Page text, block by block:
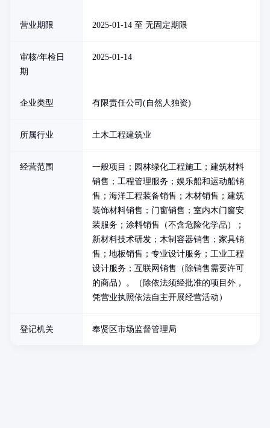
营业期限 2025-01-14 至 无固定期限
审核/年检日
期
2025-01-14
企业类型 有限责任公司(自然人独资)
所属行业 土木工程建筑业
经营范围
一般项目：园林绿化工程施工；建筑材料
销售；工程管理服务；娱乐船和运动船销
售；海洋工程装备销售；木材销售；建筑
装饰材料销售；门窗销售；室内木门窗安
装服务；涂料销售（不含危险化学品）；
新材料技术研发；木制容器销售；家具销
售；地板销售；专业设计服务；工业工程
设计服务；互联网销售（除销售需要许可
的商品）。（除依法须经批准的项目外，
凭营业执照依法自主开展经营活动）
登记机关 奉贤区市场监督管理局